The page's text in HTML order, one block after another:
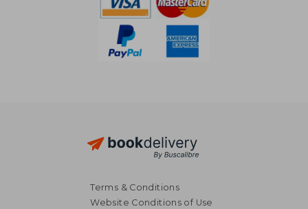
Terms & Conditions
Website Conditions of Use